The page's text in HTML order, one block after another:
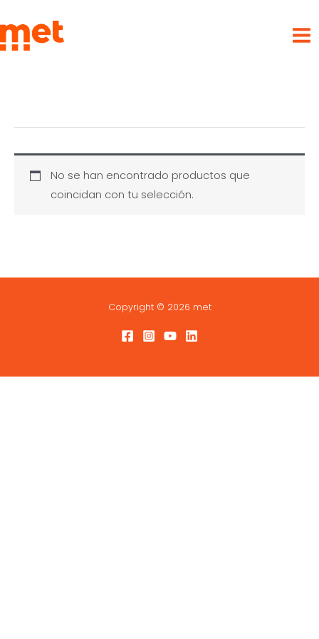
al
contenido
No se han encontrado productos que
coincidan con tu selección.
Copyright © 2026 met